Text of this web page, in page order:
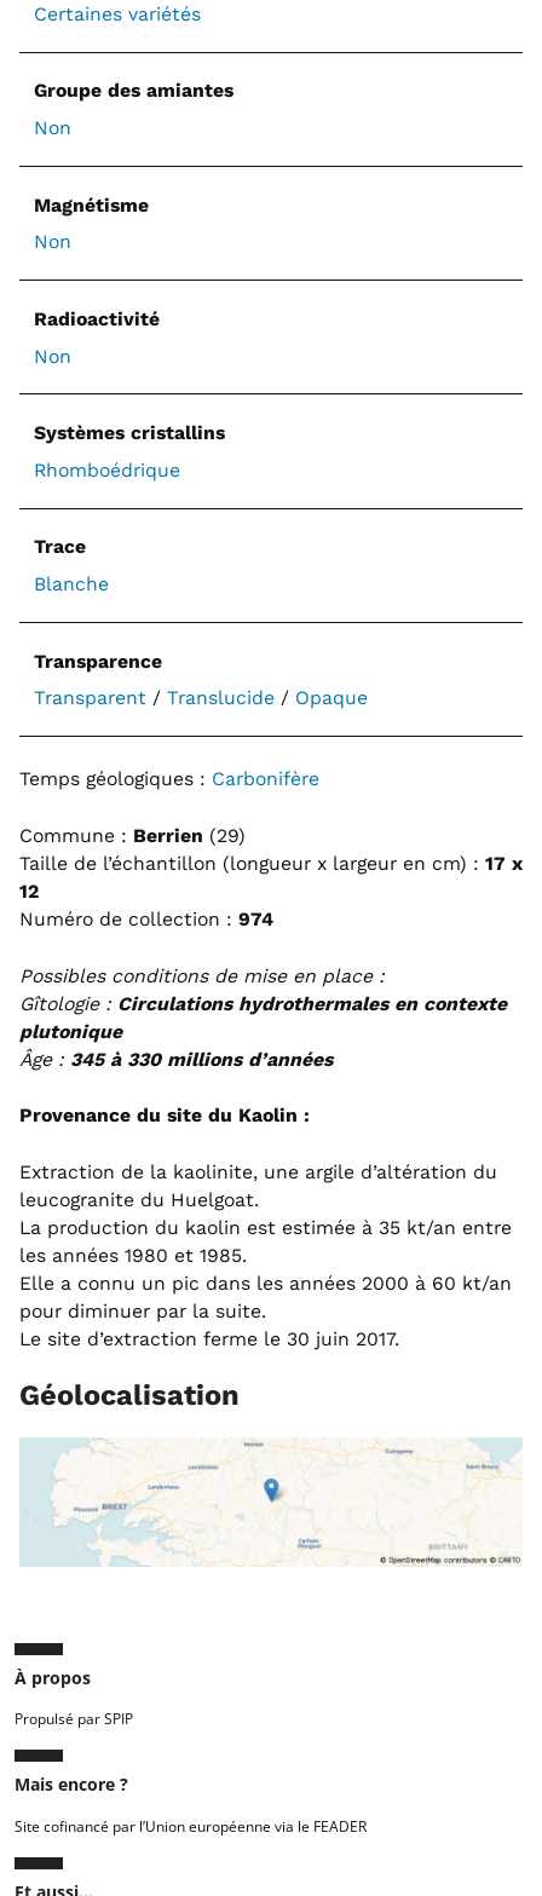
Certaines variétés
Groupe des amiantes
Non
Magnétisme
Non
Radioactivité
Non
Systèmes cristallins
Rhomboédrique
Trace
Blanche
Transparence
Transparent/ Translucide/ Opaque
Temps géologiques : Carbonifère
Commune : Berrien (29)
Taille de l’échantillon (longueur x largeur en cm) : 17 x
12
Numéro de collection : 974
Possibles conditions de mise en place :
Gîtologie : Circulations hydrothermales en contexte
plutonique
Âge : 345 à 330 millions d’années
Provenance du site du Kaolin :
Extraction de la kaolinite, une argile d’altération du
leucogranite du Huelgoat.
La production du kaolin est estimée à 35 kt/an entre
les années 1980 et 1985.
Elle a connu un pic dans les années 2000 à 60 kt/an
pour diminuer par la suite.
Le site d’extraction ferme le 30 juin 2017.
Géolocalisation
À propos
Propulsé par SPIP
Mais encore ?
Site cofinancé par l’Union européenne via le FEADER